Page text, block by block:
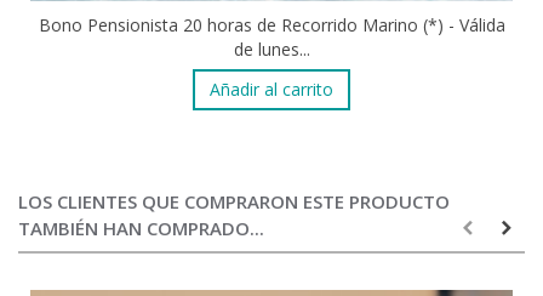
Bono Pensionista 20 horas de Recorrido Marino (*) - Válida
de lunes...
Añadir al carrito
LOS CLIENTES QUE COMPRARON ESTE PRODUCTO
TAMBIÉN HAN COMPRADO...